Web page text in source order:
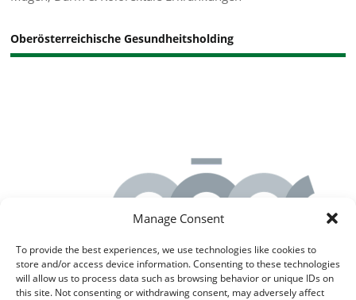
Manage Consent
To provide the best experiences, we use technologies like cookies to
store and/or access device information. Consenting to these technologies
will allow us to process data such as browsing behavior or unique IDs on
this site. Not consenting or withdrawing consent, may adversely affect
Oberösterreichische Gesundheitsholding